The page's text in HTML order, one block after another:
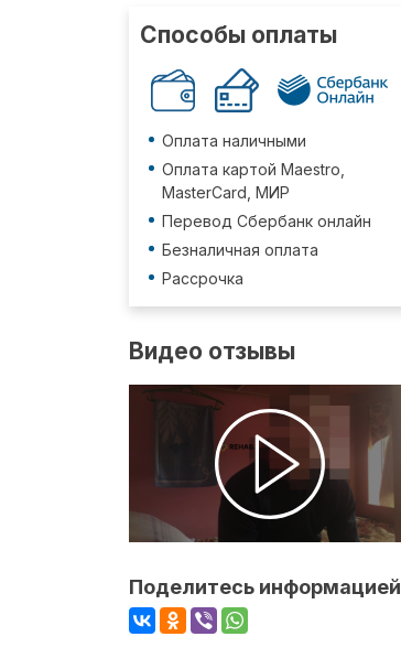
Способы оплаты
Оплата наличными
Оплата картой Maestro,
MasterCard, МИР
Перевод Сбербанк онлайн
Безналичная оплата
Рассрочка
Видео отзывы
Поделитесь информацией